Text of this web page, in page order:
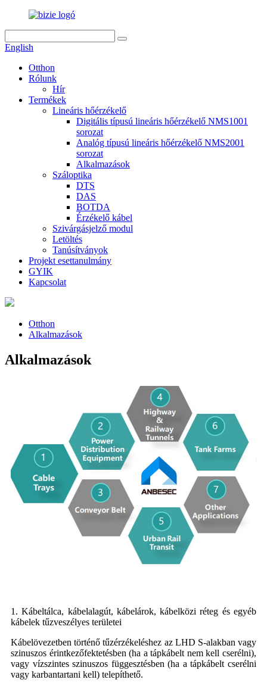
English
Otthon
Rólunk
Hír
Termékek
Lineáris hőérzékelő
Digitális típusú lineáris hőérzékelő NMS1001
sorozat
Analóg típusú lineáris hőérzékelő NMS2001
sorozat
Alkalmazások
Száloptika
DTS
DAS
BOTDA
Érzékelő kábel
Szivárgásjelző modul
Letöltés
Tanúsítványok
Projekt esettanulmány
GYIK
Kapcsolat
Otthon
Alkalmazások
Alkalmazások
1. Kábeltálca, kábelalagút, kábelárok, kábelközi réteg és egyéb
kábelek tűzveszélyes területei
Kábelövezetben történő tűzérzékeléshez az LHD S-alakban vagy
szinuszos érintkezőfektetésben (ha a tápkábelt nem kell cserélni),
vagy vízszintes szinuszos függesztésben (ha a tápkábelt cserélni
vagy karbantartani kell) telepíthető.